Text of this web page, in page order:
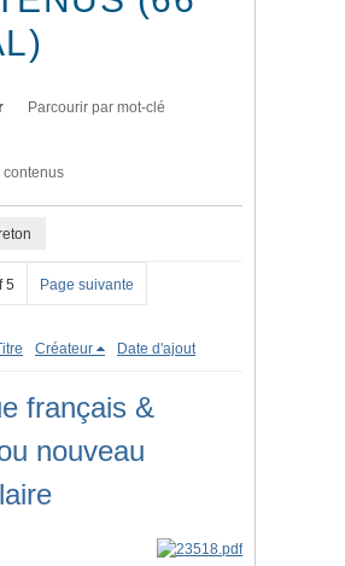
Parcourir par mot-clé
contenus
5 Page suivante
Créateur Date d'ajout
français &
nouveau